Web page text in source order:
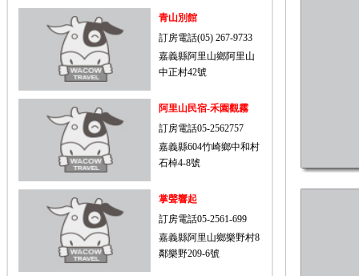
青山別館
訂房電話(05) 267-9733
嘉義縣阿里山鄉阿里山
中正村42號
阿里山民宿-禾園觀霧
訂房電話05-2562757
嘉義縣604竹崎鄉中和村
石棹4-8號
掌聲響起
訂房電話05-2561-699
嘉義縣阿里山鄉樂野村8
鄰樂野209-6號